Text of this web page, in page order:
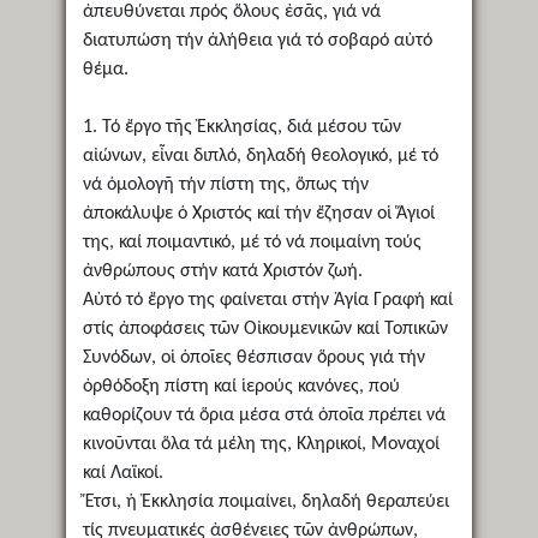
ἀπευθύνεται πρός ὅλους ἐσᾶς, γιά νά
διατυπώση τήν ἀλήθεια γιά τό σοβαρό αὐτό
θέμα.
1. Τό ἔργο τῆς Ἐκκλησίας, διά μέσου τῶν
αἰώνων, εἶναι διπλό, δηλαδή θεολογικό, μέ τό
νά ὁμολογῆ τήν πίστη της, ὅπως τήν
ἀποκάλυψε ὁ Χριστός καί τήν ἔζησαν οἱ Ἅγιοί
της, καί ποιμαντικό, μέ τό νά ποιμαίνη τούς
ἀνθρώπους στήν κατά Χριστόν ζωή.
Αὐτό τό ἔργο της φαίνεται στήν Ἁγία Γραφή καί
στίς ἀποφάσεις τῶν Οἰκουμενικῶν καί Τοπικῶν
Συνόδων, οἱ ὁποῖες θέσπισαν ὅρους γιά τήν
ὀρθόδοξη πίστη καί ἱερούς κανόνες, πού
καθορίζουν τά ὅρια μέσα στά ὁποῖα πρέπει νά
κινοῦνται ὅλα τά μέλη της, Κληρικοί, Μοναχοί
καί Λαϊκοί.
Ἔτσι, ἡ Ἐκκλησία ποιμαίνει, δηλαδή θεραπεύει
τίς πνευματικές ἀσθένειες τῶν ἀνθρώπων,